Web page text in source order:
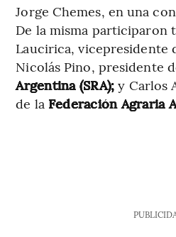
Jorge Chemes, en una
De la misma participaron
Laucirica, vicepresidente
Nicolás Pino, presidente
Argentina (SRA); y Carlos
de la Federación Agraria